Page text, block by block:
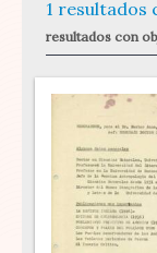
1 resultados
resultados con